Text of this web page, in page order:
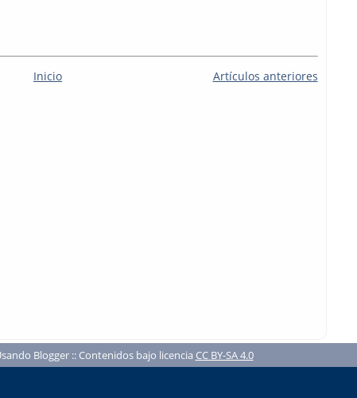
Artículos anteriores
Inicio
Blogger :: Contenidos bajo licencia CC BY-SA 4.0